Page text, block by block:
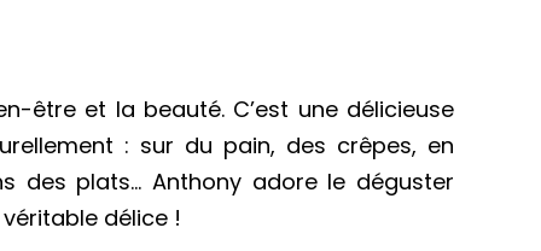
être et la beauté. C’est une délicieuse
: sur du pain, des crêpes, en
des plats… Anthony adore le déguster
délice !